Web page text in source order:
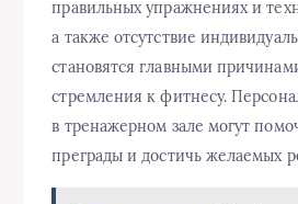
правильных упражнениях и
а также отсутствие
становятся главными
стремления к фитнесу.
в тренажерном зале могут
преграды и достичь желаемых